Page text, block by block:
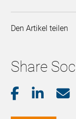
Den Artikel teilen
Share